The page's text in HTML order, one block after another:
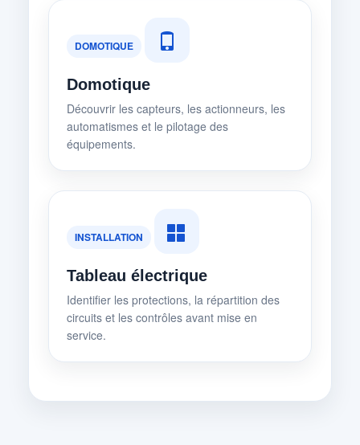
DOMOTIQUE
Domotique
Découvrir les capteurs, les actionneurs, les
automatismes et le pilotage des
équipements.
INSTALLATION
Tableau électrique
Identifier les protections, la répartition des
circuits et les contrôles avant mise en
service.